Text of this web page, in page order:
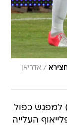
/ אדריאן
למפגש כפול
העלייה